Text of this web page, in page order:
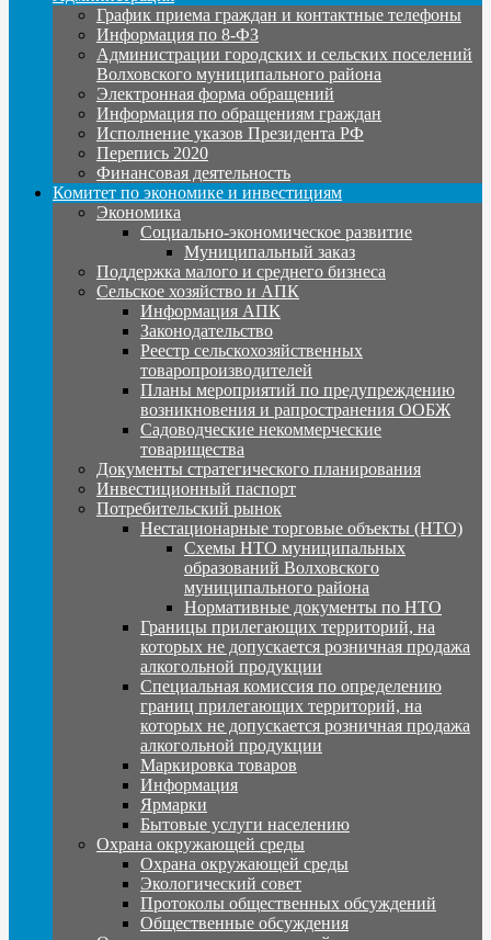
График приема граждан и контактные телефоны
Информация по 8-ФЗ
Администрации городских и сельских поселений
Волховского муниципального района
Электронная форма обращений
Информация по обращениям граждан
Исполнение указов Президента РФ
Перепись 2020
Финансовая деятельность
Комитет по экономике и инвестициям
Экономика
Социально-экономическое развитие
Муниципальный заказ
Поддержка малого и среднего бизнеса
Сельское хозяйство и АПК
Информация АПК
Законодательство
Реестр сельскохозяйственных
товаропроизводителей
Планы мероприятий по предупреждению
возникновения и рапространения ООБЖ
Садоводческие некоммерческие
товарищества
Документы стратегического планирования
Инвестиционный паспорт
Потребительский рынок
Нестационарные торговые объекты (НТО)
Схемы НТО муниципальных
образований Волховского
муниципального района
Нормативные документы по НТО
Границы прилегающих территорий, на
которых не допускается розничная продажа
алкогольной продукции
Специальная комиссия по определению
границ прилегающих территорий, на
которых не допускается розничная продажа
алкогольной продукции
Маркировка товаров
Информация
Ярмарки
Бытовые услуги населению
Охрана окружающей среды
Охрана окружающей среды
Экологический совет
Протоколы общественных обсуждений
Общественные обсуждения